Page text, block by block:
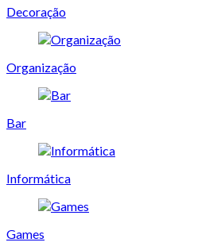
Decoração
Organização
Bar
Informática
Games